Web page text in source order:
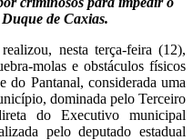
de Caxias.
nesta terça-feira (12),
molas e obstáculos físicos
do Pantanal, considerada uma
dominada pelo Terceiro
do Executivo municipal
pelo deputado estadual